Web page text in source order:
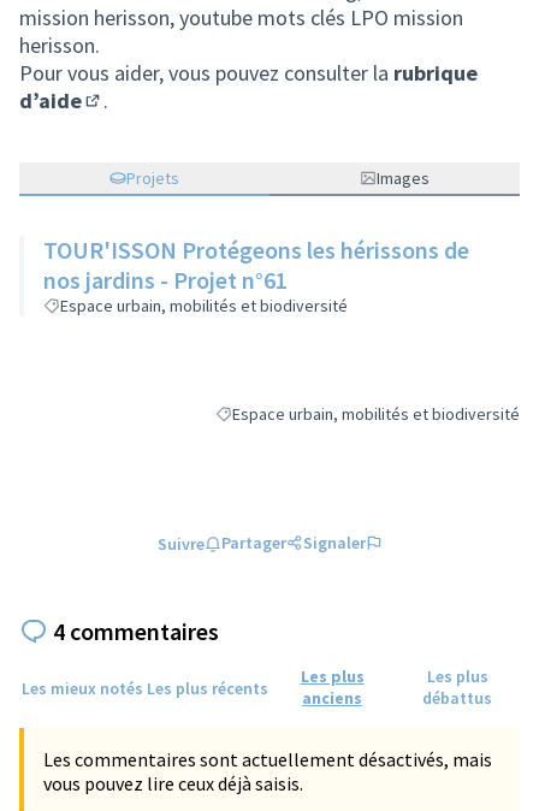
mission herisson, youtube mots clés LPO mission
herisson.
Pour vous aider, vous pouvez consulter la rubrique
d’aide
.
Projets Images
TOUR'ISSON Protégeons les hérissons de
nos jardins - Projet n°61
Espace urbain, mobilités et biodiversité
Filtrer les résultats de la catégorie :
Espace urbain, mobilités et biodiversité
Suivre Partager Signaler
4 commentaires
Les mieux notés Les plus récents
Les plus
anciens
Les plus
débattus
Les commentaires sont actuellement désactivés, mais
vous pouvez lire ceux déjà saisis.